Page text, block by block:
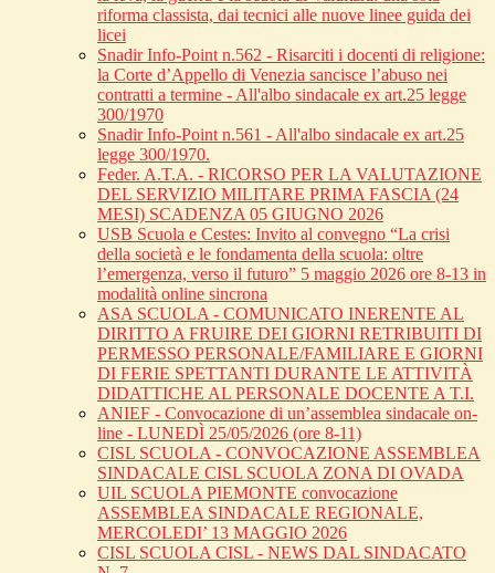
riforma classista, dai tecnici alle nuove linee guida dei
licei
Snadir Info-Point n.562 - Risarciti i docenti di religione:
la Corte d’Appello di Venezia sancisce l’abuso nei
contratti a termine - All'albo sindacale ex art.25 legge
300/1970
Snadir Info-Point n.561 - All'albo sindacale ex art.25
legge 300/1970.
Feder. A.T.A. - RICORSO PER LA VALUTAZIONE
DEL SERVIZIO MILITARE PRIMA FASCIA (24
MESI) SCADENZA 05 GIUGNO 2026
USB Scuola e Cestes: Invito al convegno “La crisi
della società e le fondamenta della scuola: oltre
l’emergenza, verso il futuro” 5 maggio 2026 ore 8-13 in
modalità online sincrona
ASA SCUOLA - COMUNICATO INERENTE AL
DIRITTO A FRUIRE DEI GIORNI RETRIBUITI DI
PERMESSO PERSONALE/FAMILIARE E GIORNI
DI FERIE SPETTANTI DURANTE LE ATTIVITÀ
DIDATTICHE AL PERSONALE DOCENTE A T.I.
ANIEF - Convocazione di un’assemblea sindacale on-
line - LUNEDÌ 25/05/2026 (ore 8-11)
CISL SCUOLA - CONVOCAZIONE ASSEMBLEA
SINDACALE CISL SCUOLA ZONA DI OVADA
UIL SCUOLA PIEMONTE convocazione
ASSEMBLEA SINDACALE REGIONALE,
MERCOLEDI’ 13 MAGGIO 2026
CISL SCUOLA CISL - NEWS DAL SINDACATO